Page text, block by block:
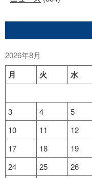
2026年8月
月 火 水
3
4 5
10
11 12
17
18 19
24
25 26